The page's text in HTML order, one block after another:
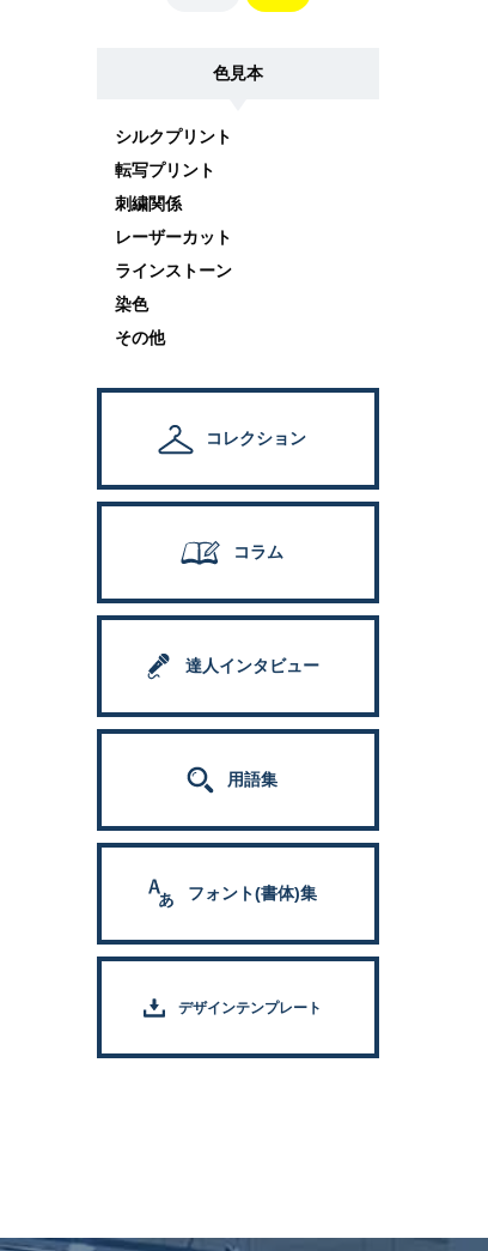
色見本
シルクプリント
転写プリント
刺繍関係
レーザーカット
ラインストーン
染色
その他
コレクション
コラム
達人インタビュー
用語集
フォント(書体)集
デザインテンプレート